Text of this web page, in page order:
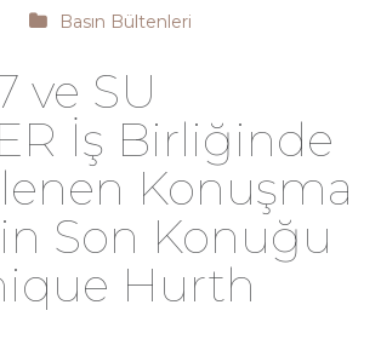
Basın Bültenleri
ve SU
İş Birliğinde
Konuşma
Son Konuğu
Hurth